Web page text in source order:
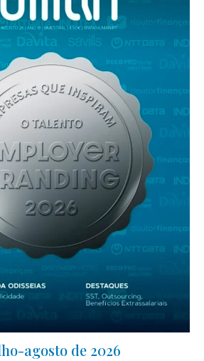
agosto de 2026